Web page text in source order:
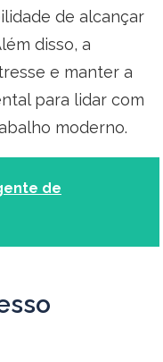
de alcançar
disso, a
e manter a
para lidar com
moderno.
de